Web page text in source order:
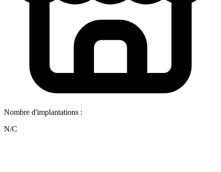
Nombre d'implantations :
N/C